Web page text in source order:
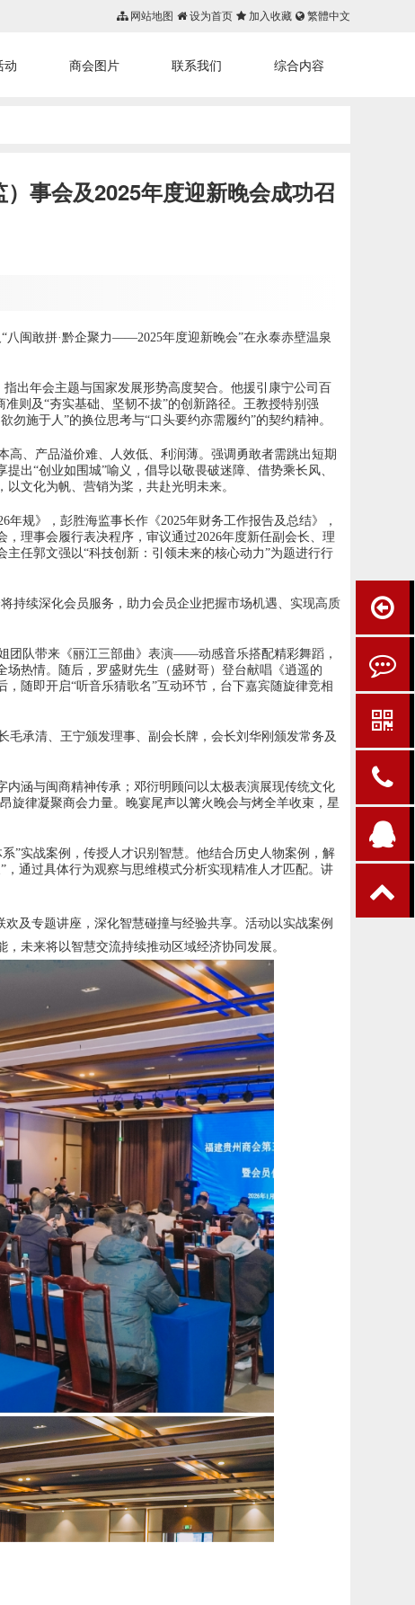
网站地图 设为首页 加入收藏 繁體中文
综合内容
联系我们
商会图片
动
事会及2025年度迎新晚会成功召
八闽敢拼·黔企聚力——2025年度迎新晚会”在永泰赤壁温泉
出年会主题与国家发展形势高度契合。他援引康宁公司百
则及“夯实基础、坚韧不拔”的创新路径。王教授特别强
施于人”的换位思考与“口头要约亦需履约”的契约精神。
、产品溢价难、人效低、利润薄。强调勇敢者需跳出短期
出“创业如围城”喻义，倡导以敬畏破迷障、借势乘长风、
文化为帆、营销为桨，共赴光明未来。
规》，彭胜海监事长作《2025年财务工作报告及总结》，
理事会履行表决程序，审议通过2026年度新任副会长、理
任郭文强以“科技创新：引领未来的核心动力”为题进行行
持续深化会员服务，助力会员企业把握市场机遇、实现高质
团队带来《丽江三部曲》表演——动感音乐搭配精彩舞蹈，
热情。随后，罗盛财先生（盛财哥）登台献唱《逍遥的
随即开启“听音乐猜歌名”互动环节，台下嘉宾随旋律竞相
承清、王宁颁发理事、副会长牌，会长刘华刚颁发常务及
涵与闽商精神传承；邓衍明顾问以太极表演展现传统文化
旋律凝聚商会力量。晚宴尾声以篝火晚会与烤全羊收束，星
”实战案例，传授人才识别智慧。他结合历史人物案例，解
通过具体行为观察与思维模式分析实现精准人才匹配。讲
及专题讲座，深化智慧碰撞与经验共享。活动以实战案例
未来将以智慧交流持续推动区域经济协同发展。